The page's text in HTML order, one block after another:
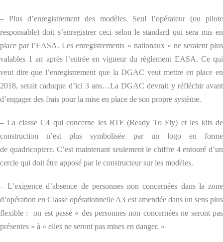
– Plus d’enregistrement des modèles. Seul l’opérateur (ou pilote
responsable) doit s’enregistrer ceci selon le standard qui sera mis en
place par l’EASA. Les enregistrements « nationaux » ne seraient plus
valables 1 an après l’entrée en vigueur du règlement EASA. Ce qui
veut dire que l’enregistrement que la DGAC veut mettre en place en
2018, serait caduque d’ici 3 ans…La DGAC devrait y réfléchir avant
d’engager des frais pour la mise en place de son propre système.
– La classe C4 qui concerne les RTF (Ready To Fly) et les kits de
construction n’est plus symbolisée par un logo en forme
de quadricoptere. C’est maintenant seulement le chiffre 4 entouré d’un
cercle qui doit être apposé par le constructeur sur les modèles.
– L’exigence d’absence de personnes non concernées dans la zone
d’opération en Classe opérationnelle A3 est amendée dans un sens plus
flexible : on est passé « des personnes non concernées ne seront pas
présentes » à « elles ne seront pas mises en danger. »